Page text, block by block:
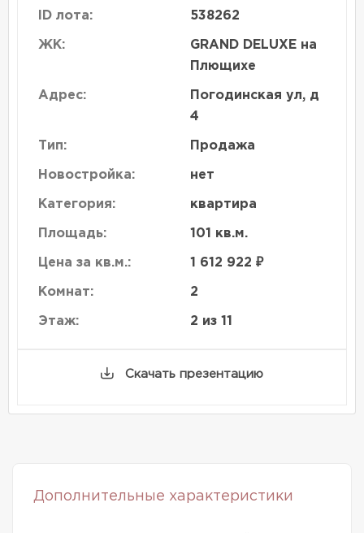
ID лота: 538262
ЖК:
GRAND DELUXE на
Плющихе
Адрес:
Погодинская ул, д
4
Тип: Продажа
Новостройка: нет
Категория: квартира
Площадь: 101 кв.м.
Цена за кв.м.: 1 612 922 ₽
Комнат: 2
Этаж: 2 из 11
Скачать презентацию
Дополнительные характеристики